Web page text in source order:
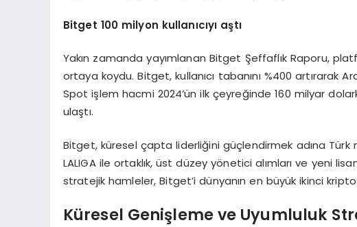
Bitget 100 milyon kullanıcıyı aştı
Yakın zamanda yayımlanan Bitget Şeffaflık Raporu,
ortaya koydu. Bitget, kullanıcı tabanını %400 artırarak
Spot işlem hacmi 2024’ün ilk çeyreğinde 160 milyar
ulaştı.
Bitget, küresel çapta liderliğini güçlendirmek adına
LALIGA ile ortaklık, üst düzey yönetici alımları ve yeni
stratejik hamleler, Bitget’i dünyanın en büyük ikinci
Küresel Genişleme ve Uyumluluk